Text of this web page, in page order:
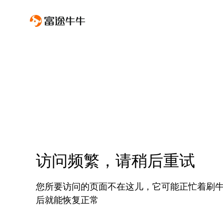
访问频繁，请稍后重试
您所要访问的页面不在这儿，它可能正忙着刷
后就能恢复正常